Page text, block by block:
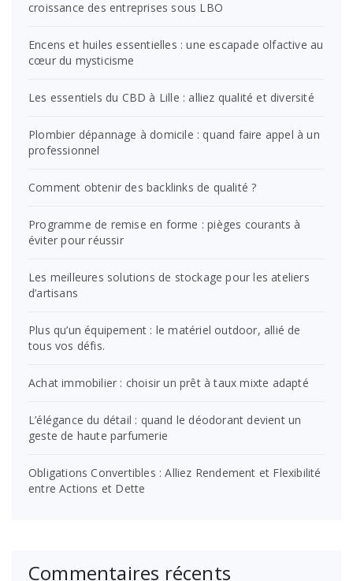
croissance des entreprises sous LBO
Encens et huiles essentielles : une escapade olfactive au
cœur du mysticisme
Les essentiels du CBD à Lille : alliez qualité et diversité
Plombier dépannage à domicile : quand faire appel à un
professionnel
Comment obtenir des backlinks de qualité ?
Programme de remise en forme : pièges courants à
éviter pour réussir
Les meilleures solutions de stockage pour les ateliers
d’artisans
Plus qu’un équipement : le matériel outdoor, allié de
tous vos défis.
Achat immobilier : choisir un prêt à taux mixte adapté
L’élégance du détail : quand le déodorant devient un
geste de haute parfumerie
Obligations Convertibles : Alliez Rendement et Flexibilité
entre Actions et Dette
Commentaires récents